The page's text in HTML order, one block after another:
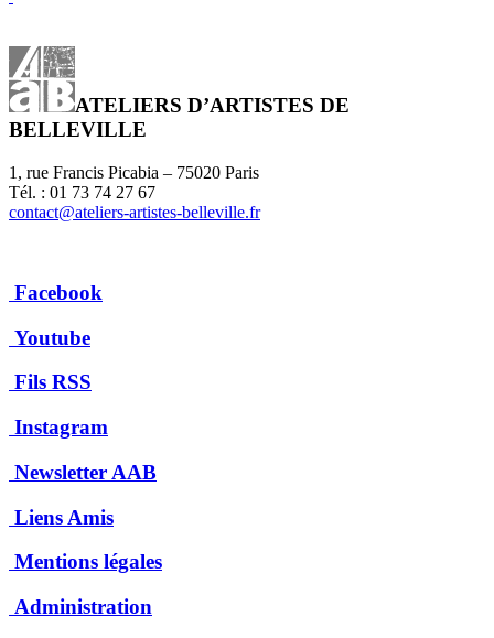
ATELIERS D’ARTISTES DE
BELLEVILLE
1, rue Francis Picabia – 75020 Paris
Tél. : 01 73 74 27 67
contact@ateliers-artistes-belleville.fr
Facebook
Youtube
Fils RSS
Instagram
Newsletter AAB
Liens Amis
Mentions légales
Administration